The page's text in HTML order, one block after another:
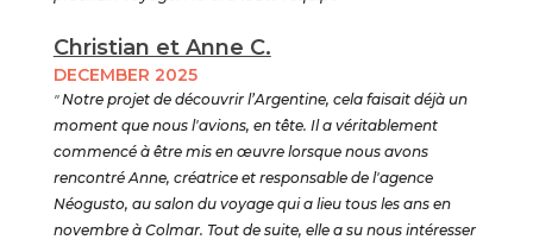
Christian et Anne C.
DECEMBER 2025
"Notre projet de découvrir l’Argentine, cela faisait déjà un
moment que nous l'avions, en tête. Il a véritablement
commencé à être mis en œuvre lorsque nous avons
rencontré Anne, créatrice et responsable de l'agence
Néogusto, au salon du voyage qui a lieu tous les ans en
novembre à Colmar. Tout de suite, elle a su nous intéresser